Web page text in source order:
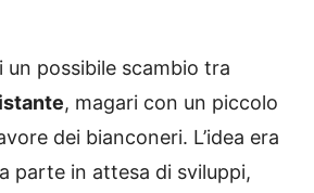
un possibile scambio tra
, magari con un piccolo
dei bianconeri. L’idea era
parte in attesa di sviluppi,